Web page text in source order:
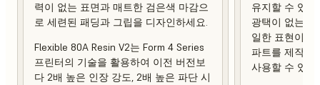
력이 없는 표면과 매트한 검은색 마감으
로 세련된 패딩과 그립을 디자인하세요.
Flexible 80A Resin V2는 Form 4 Series
프린터의 기술을 활용하여 이전 버전보
다 2배 높은 인장 강도, 2배 높은 파단 시
유지할 수 있
광택이 없는
일한 표현이
파트를 제작하
사용할 수 있습